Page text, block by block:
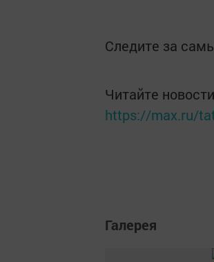
Следите за
Читайте
https://max.ru/
Галерея